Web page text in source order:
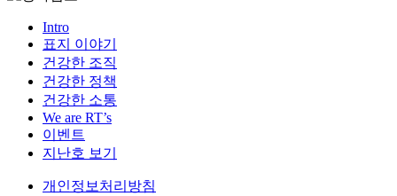
Intro
표지 이야기
건강한 조직
건강한 정책
건강한 소통
We are RT’s
이벤트
지난호 보기
개인정보처리방침